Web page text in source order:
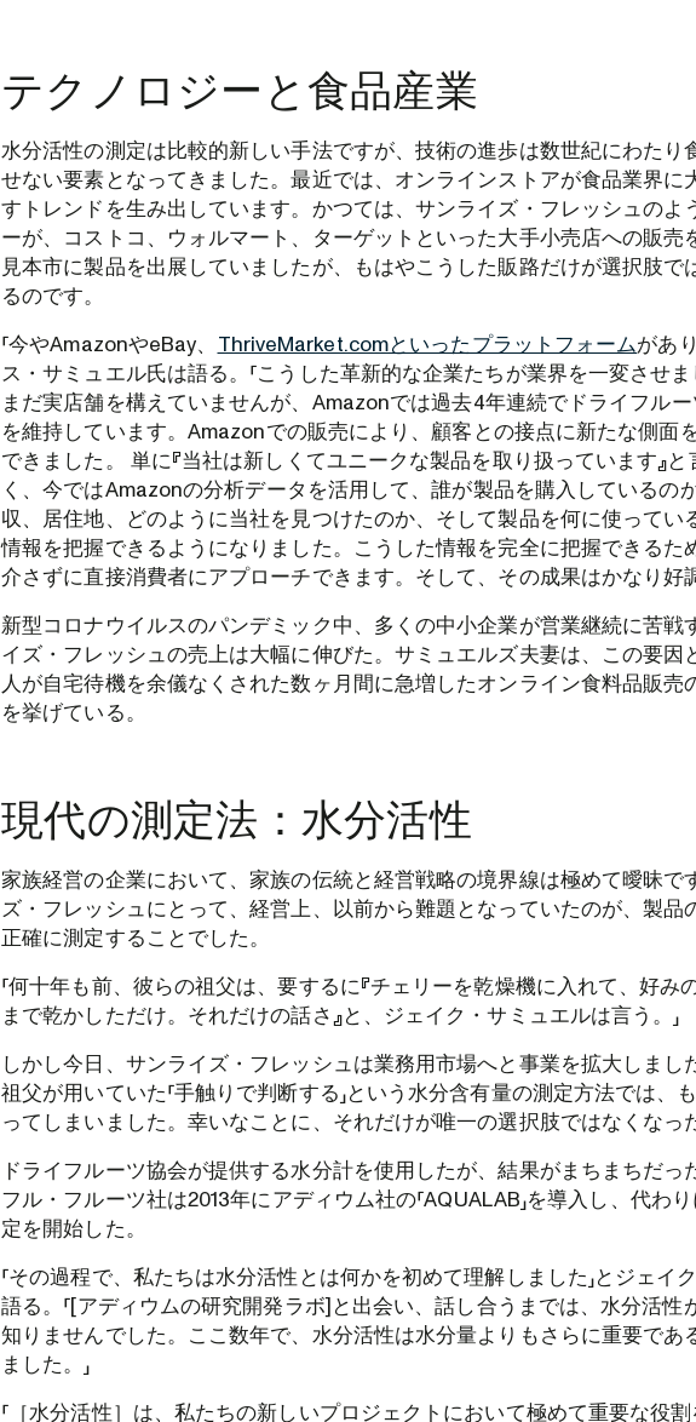
テクノロジーと食品産業
水分活性の測定は比較的新しい手法ですが、技術の進歩は数世紀にわたり
せない要素となってきました。最近では、オンラインストアが食品業界に
すトレンドを生み出しています。かつては、サンライズ・フレッシュのよ
ーが、コストコ、ウォルマート、ターゲットといった大手小売店への販売
見本市に製品を出展していましたが、もはやこうした販路だけが選択肢で
るのです。
「今やAmazonやeBay、 ThriveMarket.comといったプラットフォームがあ
ス・サミュエル氏は語る。「こうした革新的な企業たちが業界を一変させ
まだ実店舗を構えていませんが、Amazonでは過去4年連続でドライフル
を維持しています。Amazonでの販売により、顧客との接点に新たな側面
できました。 単に『当社は新しくてユニークな製品を取り扱っています』
く、今ではAmazonの分析データを活用して、誰が製品を購入しているの
収、居住地、どのように当社を見つけたのか、そして製品を何に使ってい
情報を把握できるようになりました。こうした情報を完全に把握できるた
介さずに直接消費者にアプローチできます。そして、その成果はかなり好
新型コロナウイルスのパンデミック中、多くの中小企業が営業継続に苦戦
イズ・フレッシュの売上は大幅に伸びた。サミュエルズ夫妻は、この要因
人が自宅待機を余儀なくされた数ヶ月間に急増したオンライン食料品販売
を挙げている。
現代の測定法：水分活性
家族経営の企業において、家族の伝統と経営戦略の境界線は極めて曖昧で
ズ・フレッシュにとって、経営上、以前から難題となっていたのが、製品
正確に測定することでした。
「何十年も前、彼らの祖父は、要するに『チェリーを乾燥機に入れて、好み
まで乾かしただけ。それだけの話さ』と、ジェイク・サミュエルは言う。」
しかし今日、サンライズ・フレッシュは業務用市場へと事業を拡大しまし
祖父が用いていた「手触りで判断する」という水分含有量の測定方法では、
ってしまいました。幸いなことに、それだけが唯一の選択肢ではなくなっ
ドライフルーツ協会が提供する水分計を使用したが、結果がまちまちだっ
フル・フルーツ社は2013年にアディウム社の「AQUALAB」を導入し、代わ
定を開始した。
「その過程で、私たちは水分活性とは何かを初めて理解しました」とジェイ
語る。「[アディウムの研究開発ラボ]と出会い、話し合うまでは、水分活性
知りませんでした。ここ数年で、水分活性は水分量よりもさらに重要であ
ました。」
「［水分活性］は、私たちの新しいプロジェクトにおいて極めて重要な役